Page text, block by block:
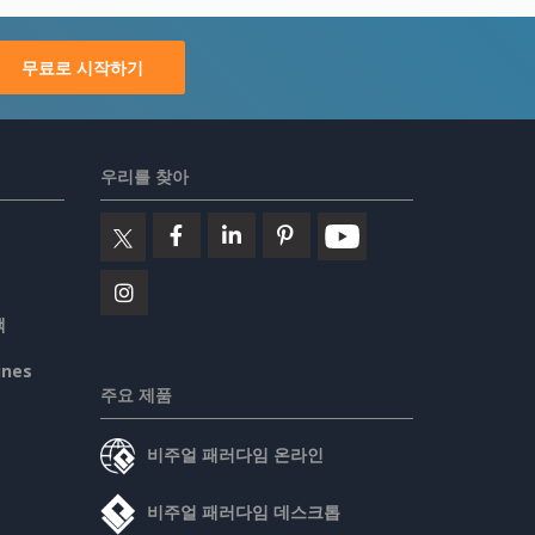
무료로 시작하기
우리를 찾아
주요 제품
비주얼 패러다임 온라인
비주얼 패러다임 데스크톱